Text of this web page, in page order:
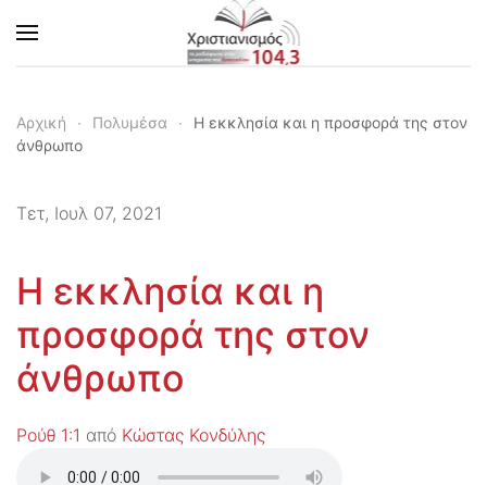
Skip to main content
Αρχική Πολυμέσα
Η εκκλησία και η προσφορά της στον
άνθρωπο
Τετ, Ιουλ 07, 2021
Η εκκλησία και η
προσφορά της στον
άνθρωπο
Ρούθ 1:1 από Κώστας Κονδύλης